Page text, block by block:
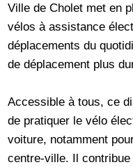
Ville de Cholet met en
vélos à assistance
déplacements du
de déplacement plus
Accessible à tous, ce
de pratiquer le vélo
voiture, notamment
centre-ville. Il